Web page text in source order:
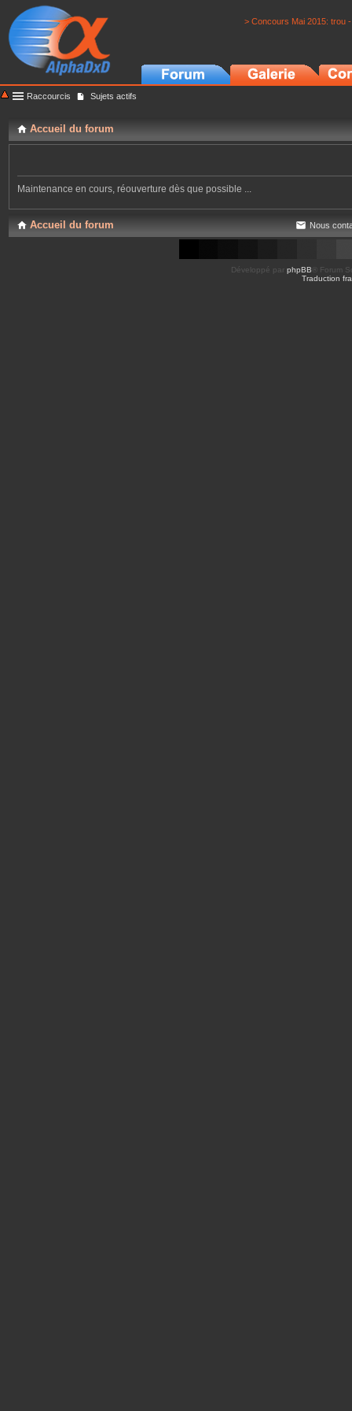
> Concours Mai 2015: trou
Raccourcis Sujets actifs
Accueil du forum
Maintenance en cours, réouverture dès que possible ...
Accueil du forum Nous
Développé par phpBB ® Forum
Traduction